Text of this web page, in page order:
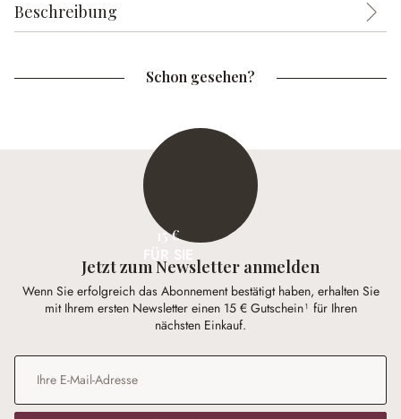
Beschreibung
Schon gesehen?
15 €
Jetzt zum Newsletter anmelden
Wenn Sie erfolgreich das Abonnement bestätigt haben, erhalten Sie
mit Ihrem ersten Newsletter einen 15 € Gutschein¹ für Ihren
nächsten Einkauf.
E-Mail-Adresse